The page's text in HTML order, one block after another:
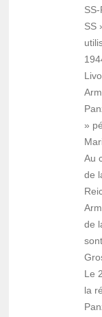
SS
»
Au
de
de
Le
la